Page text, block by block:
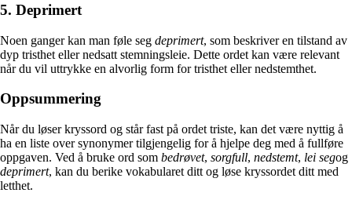
5. Deprimert
Noen ganger kan man føle seg deprimert, som beskriver en tilstand av
dyp tristhet eller nedsatt stemningsleie. Dette ordet kan være relevant
når du vil uttrykke en alvorlig form for tristhet eller nedstemthet.
Oppsummering
Når du løser kryssord og står fast på ordet triste, kan det være nyttig å
ha en liste over synonymer tilgjengelig for å hjelpe deg med å fullføre
oppgaven. Ved å bruke ord som bedrøvet, sorgfull, nedstemt, lei segog
deprimert, kan du berike vokabularet ditt og løse kryssordet ditt med
letthet.